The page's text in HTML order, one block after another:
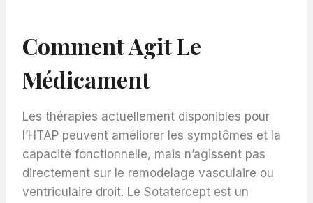
Comment Agit Le
Médicament
Les thérapies actuellement disponibles pour
l’HTAP peuvent améliorer les symptômes et la
capacité fonctionnelle, mais n’agissent pas
directement sur le remodelage vasculaire ou
ventriculaire droit. Le Sotatercept est un